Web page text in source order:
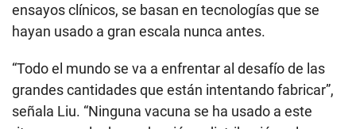
ensayos clínicos, se basan en tecnologías que se
hayan usado a gran escala nunca antes.
“Todo el mundo se va a enfrentar al desafío de las
grandes cantidades que están intentando fabricar”,
señala Liu. “Ninguna vacuna se ha usado a este